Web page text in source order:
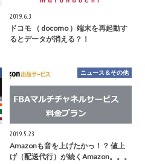
2019.6.3
ドコモ （ docomo ）端末を再起動す
るとデータが消える？！
ニュース＆その他
2019.5.23
Amazonも音を上げたかっ！？ 値上
げ（配送代行）が続くAmazon。。。